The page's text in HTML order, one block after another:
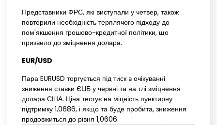
Представники ФРС, які виступали у четвер, також
повторили необхідність терплячого підходу до
пом'якшення грошово-кредитної політики, що
призвело до зміцнення долара.
EUR/USD
Пара EURUSD торгується під тиск в очікуванні
зниження ставки ЄЦБ у червні та на тлі зміцнення
долара США. Ціна тестує на міцність пунктирну
підтримку 1,0686, і якщо та буде пробита, зниження
продовжиться до рівня 1,0606.